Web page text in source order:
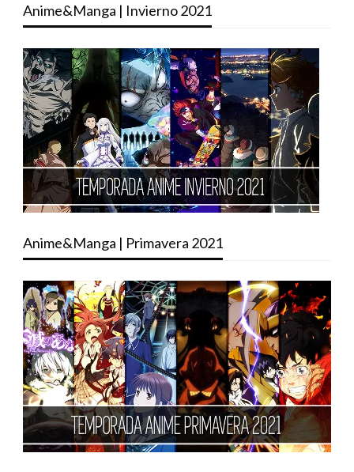
Anime&Manga | Invierno 2021
Anime&Manga | Primavera 2021